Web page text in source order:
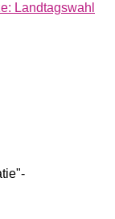
Landtagswahl